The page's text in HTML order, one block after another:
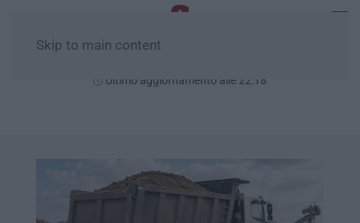
Skip to main content
Ultimo aggiornamento alle 22:18